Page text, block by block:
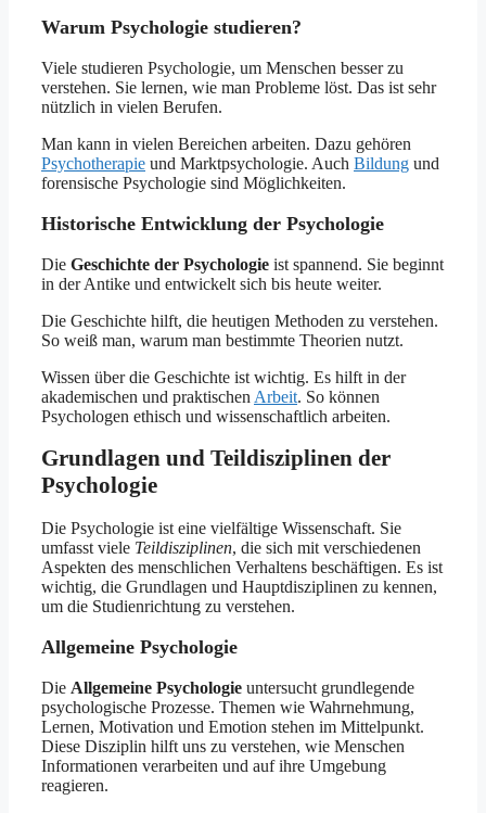
Warum Psychologie studieren?
Viele studieren Psychologie, um Menschen besser zu
verstehen. Sie lernen, wie man Probleme löst. Das ist sehr
nützlich in vielen Berufen.
Man kann in vielen Bereichen arbeiten. Dazu gehören
Psychotherapie und Marktpsychologie. Auch Bildung und
forensische Psychologie sind Möglichkeiten.
Historische Entwicklung der Psychologie
Die Geschichte der Psychologie ist spannend. Sie beginnt
in der Antike und entwickelt sich bis heute weiter.
Die Geschichte hilft, die heutigen Methoden zu verstehen.
So weiß man, warum man bestimmte Theorien nutzt.
Wissen über die Geschichte ist wichtig. Es hilft in der
akademischen und praktischen Arbeit. So können
Psychologen ethisch und wissenschaftlich arbeiten.
Grundlagen und Teildisziplinen der
Psychologie
Die Psychologie ist eine vielfältige Wissenschaft. Sie
umfasst viele Teildisziplinen, die sich mit verschiedenen
Aspekten des menschlichen Verhaltens beschäftigen. Es ist
wichtig, die Grundlagen und Hauptdisziplinen zu kennen,
um die Studienrichtung zu verstehen.
Allgemeine Psychologie
Die Allgemeine Psychologie untersucht grundlegende
psychologische Prozesse. Themen wie Wahrnehmung,
Lernen, Motivation und Emotion stehen im Mittelpunkt.
Diese Disziplin hilft uns zu verstehen, wie Menschen
Informationen verarbeiten und auf ihre Umgebung
reagieren.